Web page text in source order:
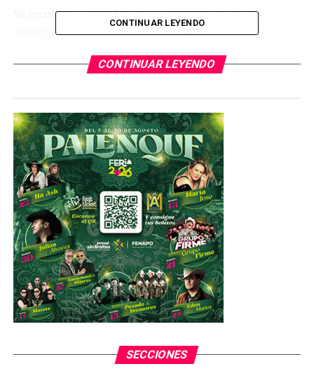
Se recomendó guardar las billeteras en las bolsas
delanteras del pantalón y evitar aglomeraciones.
Además, se tiene que tener especial cuidado en no
perder de vista hijos e hijas en la calle o centros
comerciales, enseñarle a niños y niñas su nombre
completo, el de sus padres y un número telefónico al
que llamar en caso de extravío, es importante pedir a
los menores de edad, no aceptar regalos ni hablar con
personas extrañas.
Al abordar el transporte público o taxis se recomienda
sentarse cerca del operador y revisar que el chofer porte
permiso y su licencia de conducir a la vista, de
preferencia, utilizar taxis de un sitio establecido.
La SSPE, instó a la ciudadanía a reportar a las
autoridades a personas con actitudes sospechosas que
pudieran derivar en un hecho delictivo, a la Línea Única
de Emergencias 9-1-1 o 0-8-9 para denuncia anónima,
CONTINUAR LEYENDO
CONTINUAR LEYENDO
SECCIONES